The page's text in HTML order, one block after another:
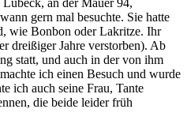
gern mal besuchte. Sie hatte
wie Bonbon oder Lakritze. Ihr
dreißiger Jahre verstorben). Ab
statt, und auch in der von ihm
ich einen Besuch und wurde
ich auch seine Frau, Tante
die beide leider früh